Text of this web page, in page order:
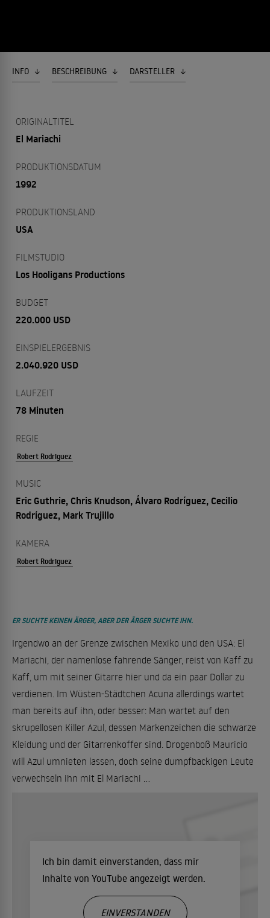
INFO BESCHREIBUNG DARSTELLER
ORIGINALTITEL
El Mariachi
PRODUKTIONSDATUM
1992
PRODUKTIONSLAND
USA
FILMSTUDIO
Los Hooligans Productions
BUDGET
220.000 USD
EINSPIELERGEBNIS
2.040.920 USD
LAUFZEIT
78 Minuten
REGIE
Robert Rodriguez
MUSIC
Eric Guthrie, Chris Knudson, Álvaro Rodríguez, Cecilio
Rodríguez, Mark Trujillo
KAMERA
Robert Rodriguez
ER SUCHTE KEINEN ÄRGER, ABER DER ÄRGER SUCHTE IHN.
Irgendwo an der Grenze zwischen Mexiko und den USA: El
Mariachi, der namenlose fahrende Sänger, reist von Kaff zu
Kaff, um mit seiner Gitarre hier und da ein paar Dollar zu
verdienen. Im Wüsten-Städtchen Acuna allerdings wartet
man bereits auf ihn, oder besser: Man wartet auf den
skrupellosen Killer Azul, dessen Markenzeichen die schwarze
Kleidung und der Gitarrenkoffer sind. Drogenboß Mauricio
will Azul umnieten lassen, doch seine dumpfbackigen Leute
verwechseln ihn mit El Mariachi ...
Ich bin damit einverstanden, dass mir
Inhalte von YouTube angezeigt werden.
EINVERSTANDEN